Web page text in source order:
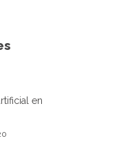
en